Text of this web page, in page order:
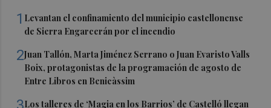
1 Levantan el confinamiento del municipio castellonense
de Sierra Engarcerán por el incendio
2Juan Tallón, Marta Jiménez Serrano o Juan Evaristo Valls
Boix, protagonistas de la programación de agosto de
Entre Libros en Benicàssim
Los talleres de ‘Magia en los Barrios’ de Castelló llegan